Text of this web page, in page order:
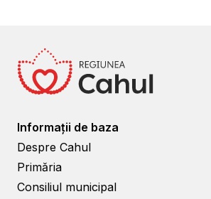
Informații de baza
Despre Cahul
Primăria
Consiliul municipal